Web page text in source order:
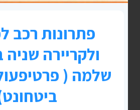
בתי מלון מומלצים בחו"ל